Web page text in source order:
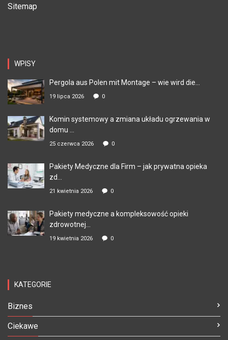
Sitemap
WPISY
Pergola aus Polen mit Montage – wie wird die...
19 lipca 2026 0
Komin systemowy a zmiana układu ogrzewania w
domu ...
25 czerwca 2026 0
Pakiety Medyczne dla Firm – jak prywatna opieka
zd...
21 kwietnia 2026 0
Pakiety medyczne a kompleksowość opieki
zdrowotnej...
19 kwietnia 2026 0
KATEGORIE
Biznes
Ciekawe